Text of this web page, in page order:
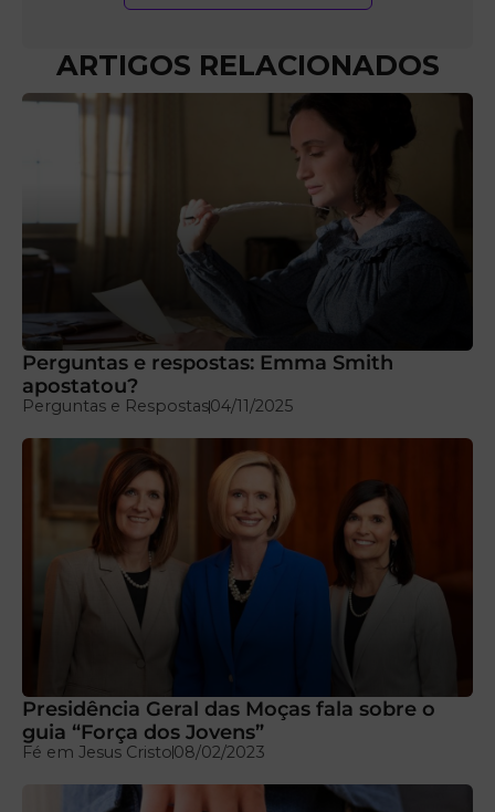
ARTIGOS RELACIONADOS
Perguntas e respostas: Emma Smith
apostatou?
Perguntas e Respostas04/11/2025
Presidência Geral das Moças fala sobre o
guia “Força dos Jovens”
Fé em Jesus Cristo08/02/2023